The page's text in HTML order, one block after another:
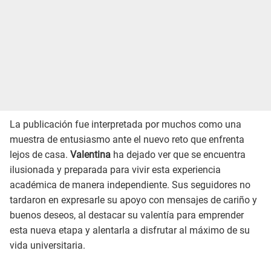
La publicación fue interpretada por muchos como una
muestra de entusiasmo ante el nuevo reto que enfrenta
lejos de casa. Valentina ha dejado ver que se encuentra
ilusionada y preparada para vivir esta experiencia
académica de manera independiente. Sus seguidores no
tardaron en expresarle su apoyo con mensajes de cariño y
buenos deseos, al destacar su valentía para emprender
esta nueva etapa y alentarla a disfrutar al máximo de su
vida universitaria.